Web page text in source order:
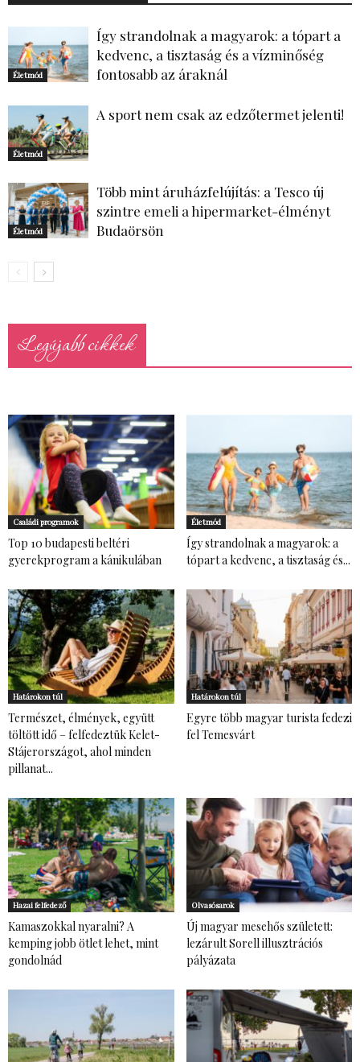
Életmód
Így strandolnak a magyarok: a tópart a
kedvenc, a tisztaság és a vízminőség
fontosabb az áraknál
Életmód
A sport nem csak az edzőtermet jelenti!
Életmód
Több mint áruházfelújítás: a Tesco új
szintre emeli a hipermarket-élményt
Budaörsön
Legújabb cikkek
Családi programok
Top 10 budapesti beltéri
gyerekprogram a kánikulában
Életmód
Így strandolnak a magyarok: a
tópart a kedvenc, a tisztaság és...
Határokon túl
Természet, élmények, együtt
töltött idő – felfedeztük Kelet-
Stájerországot, ahol minden
pillanat...
Határokon túl
Egyre több magyar turista fedezi
fel Temesvárt
Hazai felfedező
Kamaszokkal nyaralni? A
kemping jobb ötlet lehet, mint
gondolnád
Olvasósarok
Új magyar mesehős született:
lezárult Sorell illusztrációs
pályázata